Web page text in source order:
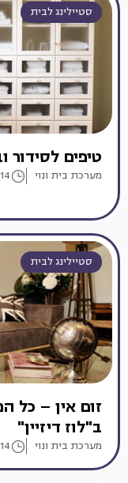
סטיילינג לבית
טיפים לסידור
מערכת בית ונוי
סטיילינג לבית
זום אין – כל
ב"לוז דיזיין"
מערכת בית ונוי